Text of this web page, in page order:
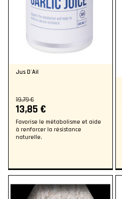
Jus D´Ail
19,79 €
13,85 €
Favorise le métabolisme et aide
à renforcer la résistance
naturelle.